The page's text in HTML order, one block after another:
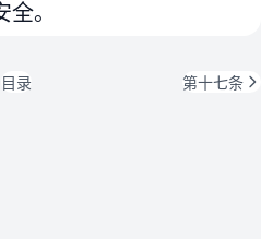
。
目录 第十七条